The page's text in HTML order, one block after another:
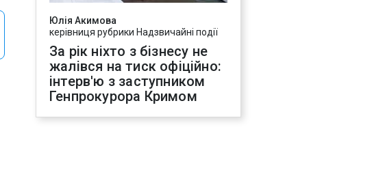
Юлія Акимова
керівниця рубрики Надзвичайні події
За рік ніхто з бізнесу не
жалівся на тиск офіційно:
інтерв'ю з заступником
Генпрокурора Кримом